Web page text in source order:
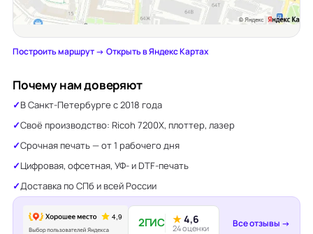
Построить маршрут →·Открыть в Яндекс Картах
Почему нам доверяют
В Санкт-Петербурге с 2018 года
Своё производство: Ricoh 7200X, плоттер, лазер
Срочная печать — от 1 рабочего дня
Цифровая, офсетная, УФ- и DTF-печать
Доставка по СПб и всей России
2ГИС ★4,6
24 оценки Все отзывы →